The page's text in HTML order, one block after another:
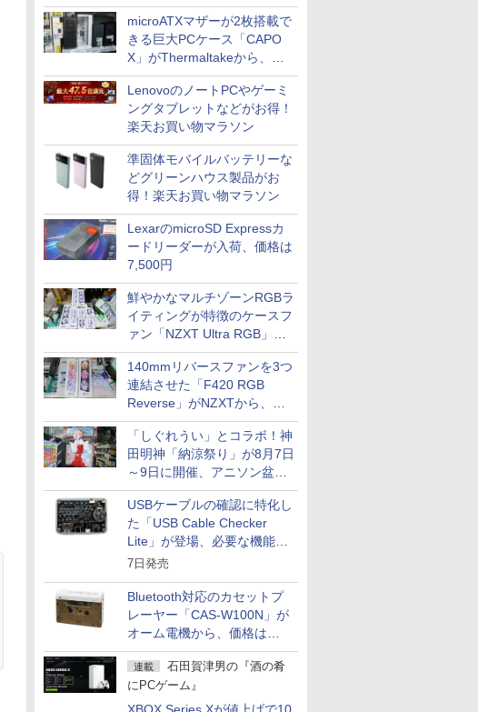
microATXマザーが2枚搭載で
きる巨大PCケース「CAPO
X」がThermaltakeから、カ
ラーは2色
LenovoのノートPCやゲーミ
ングタブレットなどがお得！
楽天お買い物マラソン
準固体モバイルバッテリーな
どグリーンハウス製品がお
得！楽天お買い物マラソン
LexarのmicroSD Expressカ
ードリーダーが入荷、価格は
7,500円
鮮やかなマルチゾーンRGBラ
イティングが特徴のケースフ
ァン「NZXT Ultra RGB」が
発売、計8製品
140mmリバースファンを3つ
連結させた「F420 RGB
Reverse」がNZXTから、単
一フレーム採用
「しぐれうい」とコラボ！神
田明神「納涼祭り」が8月7日
～9日に開催、アニソン盆踊
りや屋台グルメなどもあり
USBケーブルの確認に特化し
た「USB Cable Checker
Lite」が登場、必要な機能を
凝縮しコンパクトに
7日発売
Bluetooth対応のカセットプ
レーヤー「CAS-W100N」が
オーム電機から、価格は
5,940円
連載
石田賀津男の『酒の肴
にPCゲーム』